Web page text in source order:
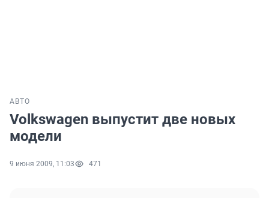
АВТО
Volkswagen выпустит две новых
модели
9 июня 2009, 11:03 471